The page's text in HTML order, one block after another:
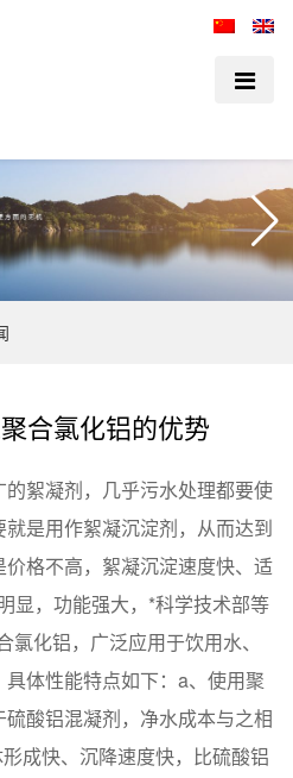
合氯化铝的优势
絮凝剂，几乎污水处理都要使
是用作絮凝沉淀剂，从而达到
格不高，絮凝沉淀速度快、适
显，功能强大，*科学技术部等
化铝，广泛应用于饮用水、
体性能特点如下：a、使用聚
酸铝混凝剂，净水成本与之相
成快、沉降速度快，比硫酸铝